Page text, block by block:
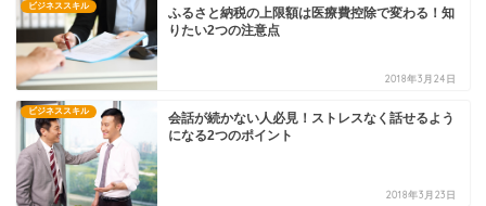
ビジネススキル
ふるさと納税の上限額は医療費控除で変わる！知
りたい2つの注意点
2018年3月24日
ビジネススキル
会話が続かない人必見！ストレスなく話せるよう
になる2つのポイント
2018年3月23日